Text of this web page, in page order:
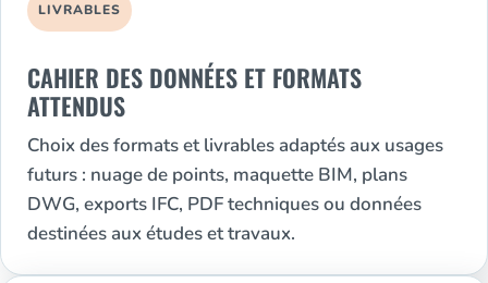
LIVRABLES
CAHIER DES DONNÉES ET FORMATS
ATTENDUS
Choix des formats et livrables adaptés aux usages
futurs : nuage de points, maquette BIM, plans
DWG, exports IFC, PDF techniques ou données
destinées aux études et travaux.